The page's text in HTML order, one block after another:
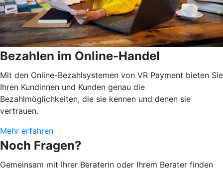
Bezahlen im Online-Handel
Mit den Online-Bezahlsystemen von VR Payment bieten Sie
Ihren Kundinnen und Kunden genau die
Bezahlmöglichkeiten, die sie kennen und denen sie
vertrauen.
Mehr erfahren
Noch Fragen?
Gemeinsam mit Ihrer Beraterin oder Ihrem Berater finden